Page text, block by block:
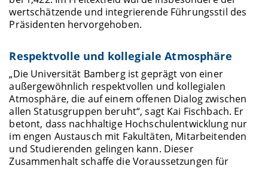
wertschätzende und integrierende Führungsstil des
Präsidenten hervorgehoben.
Respektvolle und kollegiale Atmosphäre
„Die Universität Bamberg ist geprägt von einer
außergewöhnlich respektvollen und kollegialen
Atmosphäre, die auf einem offenen Dialog zwischen
allen Statusgruppen beruht“, sagt Kai Fischbach. Er
betont, dass nachhaltige Hochschulentwicklung nur
im engen Austausch mit Fakultäten, Mitarbeitenden
und Studierenden gelingen kann. Dieser
Zusammenhalt schaffe die Voraussetzungen für